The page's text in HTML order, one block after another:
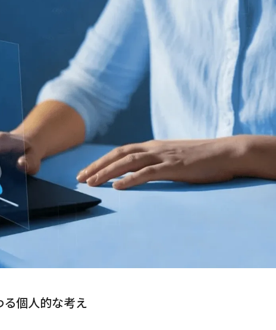
個人的な考え